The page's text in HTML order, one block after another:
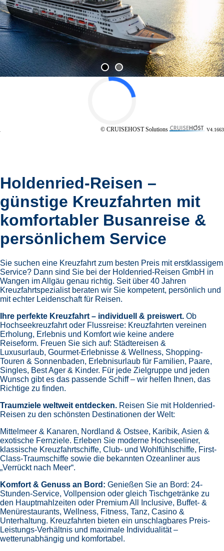
© CRUISEHOST Solutions V4.1663
Holdenried-Reisen –
günstige Kreuzfahrten mit
komfortabler Busanreise &
persönlichem Service
Sie suchen eine Kreuzfahrt zum besten Preis mit erstklassigem
Service? Dann sind Sie bei der Holdenried-Reisen GmbH in
Wangen im Allgäu genau richtig. Seit über 40 Jahren
Kreuzfahrtspezialist beraten wir Sie kompetent, persönlich und
mit echter Leidenschaft für Reisen.
Ihre perfekte Kreuzfahrt – individuell & preiswert. Ob
Hochseekreuzfahrt oder Flussreise: Kreuzfahrten vereinen
Erholung, Erlebnis und Komfort wie keine andere
Reiseform. Freuen Sie sich auf: Städtereisen &
Luxusurlaub, Gourmet-Erlebnisse & Wellness, Shopping-
Touren & Sonnenbaden, Erlebnisurlaub für Familien, Paare,
Singles, Best Ager & Kinder. Für jede Zielgruppe und jeden
Wunsch gibt es das passende Schiff – wir helfen Ihnen, das
Richtige zu finden.
Traumziele weltweit entdecken. Reisen Sie mit Holdenried-
Reisen zu den schönsten Destinationen der Welt:
Mittelmeer & Kanaren, Nordland & Ostsee, Karibik, Asien &
exotische Fernziele. Erleben Sie moderne Hochseeliner,
klassische Kreuzfahrtschiffe, Club- und Wohlfühlschiffe, First-
Class-Traumschiffe sowie die bekannten Ozeanliner aus
„Verrückt nach Meer“.
Komfort & Genuss an Bord: Genießen Sie an Bord: 24-
Stunden-Service, Vollpension oder gleich Tischgetränke zu
den Hauptmahlzeiten oder Premium All Inclusive, Buffet- &
Menürestaurants, Wellness, Fitness, Tanz, Casino &
Unterhaltung. Kreuzfahrten bieten ein unschlagbares Preis-
Leistungs-Verhältnis und maximale Individualität –
wetterunabhängig und komfortabel.